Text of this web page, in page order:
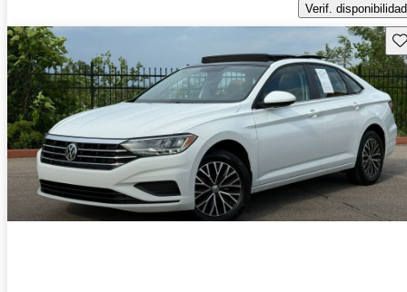
Verif. disponibilidad